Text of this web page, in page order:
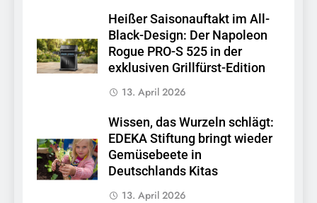
Heißer Saisonauftakt im All-
Black-Design: Der Napoleon
Rogue PRO-S 525 in der
exklusiven Grillfürst-Edition
13. April 2026
Wissen, das Wurzeln schlägt:
EDEKA Stiftung bringt wieder
Gemüsebeete in
Deutschlands Kitas
13. April 2026